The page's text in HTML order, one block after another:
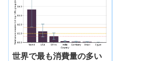
世界で最も消費量の多い